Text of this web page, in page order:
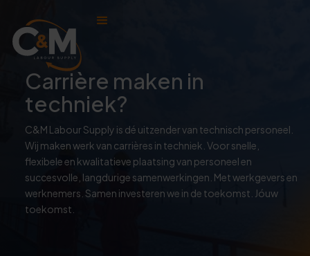
Carrière maken in
techniek?
C&M Labour Supply is dé uitzender van technisch personeel.
Wij maken werk van carrières in techniek. Voor snelle,
flexibele en kwalitatieve plaatsing van personeel en
succesvolle, langdurige samenwerkingen. Met werkgevers en
werknemers. ‌‌Samen investeren we in de toekomst. Jóuw
toekomst.